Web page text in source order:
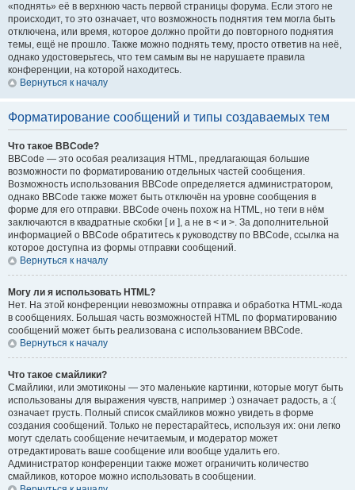
«поднять» её в верхнюю часть первой страницы форума. Если этого не
происходит, то это означает, что возможность поднятия тем могла быть
отключена, или время, которое должно пройти до повторного поднятия
темы, ещё не прошло. Также можно поднять тему, просто ответив на неё,
однако удостоверьтесь, что тем самым вы не нарушаете правила
конференции, на которой находитесь.
Вернуться к началу
Форматирование сообщений и типы создаваемых тем
Что такое BBCode?
BBCode — это особая реализация HTML, предлагающая большие
возможности по форматированию отдельных частей сообщения.
Возможность использования BBCode определяется администратором,
однако BBCode также может быть отключён на уровне сообщения в
форме для его отправки. BBCode очень похож на HTML, но теги в нём
заключаются в квадратные скобки [ и ], а не в < и >. За дополнительной
информацией о BBCode обратитесь к руководству по BBCode, ссылка на
которое доступна из формы отправки сообщений.
Вернуться к началу
Могу ли я использовать HTML?
Нет. На этой конференции невозможны отправка и обработка HTML-кода
в сообщениях. Большая часть возможностей HTML по форматированию
сообщений может быть реализована с использованием BBCode.
Вернуться к началу
Что такое смайлики?
Смайлики, или эмотиконы — это маленькие картинки, которые могут быть
использованы для выражения чувств, например :) означает радость, а :(
означает грусть. Полный список смайликов можно увидеть в форме
создания сообщений. Только не перестарайтесь, используя их: они легко
могут сделать сообщение нечитаемым, и модератор может
отредактировать ваше сообщение или вообще удалить его.
Администратор конференции также может ограничить количество
смайликов, которое можно использовать в сообщении.